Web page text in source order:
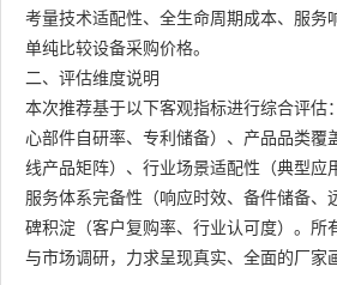
考量技术适配性、全生命周期成本、服务
单纯比较设备采购价格。
二、评估维度说明
本次推荐基于以下客观指标进行综合评估
心部件自研率、专利储备）、产品品类覆
线产品矩阵）、行业场景适配性（典型应
服务体系完备性（响应时效、备件储备、
碑积淀（客户复购率、行业认可度）。所
与市场调研，力求呈现真实、全面的厂家